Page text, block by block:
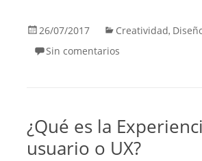
26/07/2017 Creatividad,
Sin comentarios
¿Qué es la
usuario o UX?